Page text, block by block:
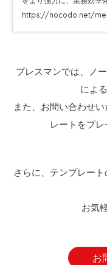
https://nocodo.net/
プレスマンでは、ノ
によ
また、お問い合わせ
レートをプレ
さらに、テンプレー
お気
お